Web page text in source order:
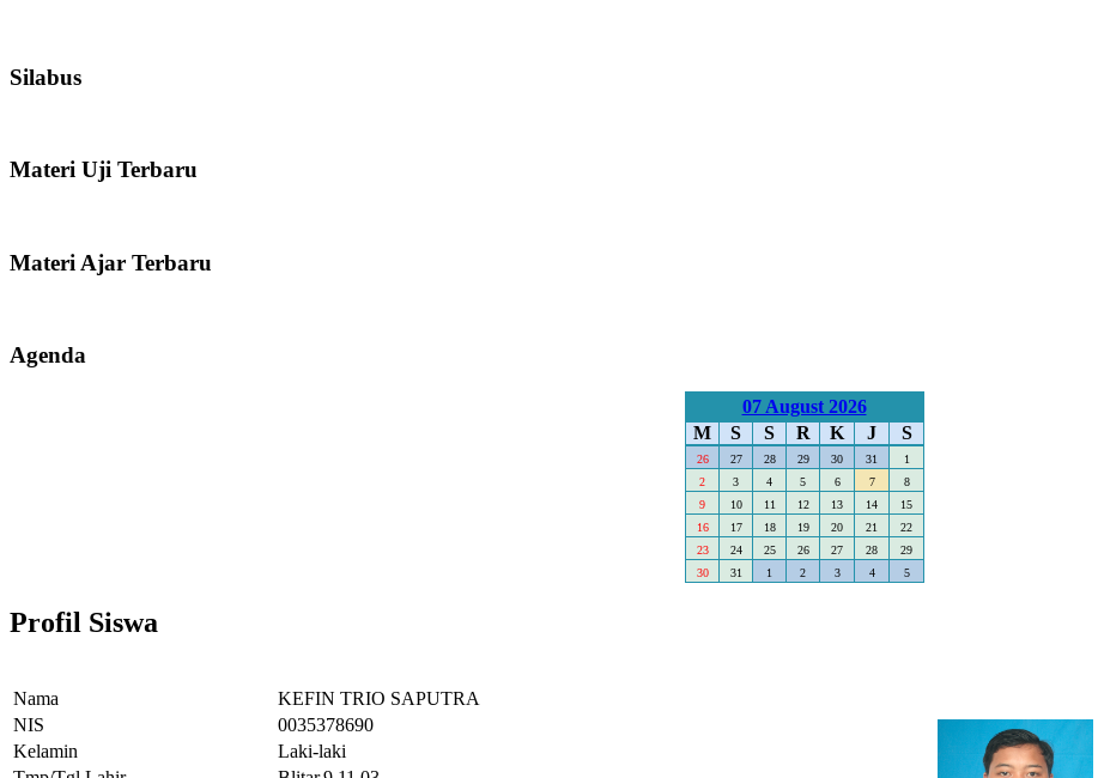
Silabus
Materi Uji Terbaru
Materi Ajar Terbaru
Agenda
07 August 2026
M
S S R K J S
26 27 28 29 30 31
1
2
3 4 5 6 7
8
9
10 11 12 13 14
15
16
17 18 19 20 21
22
23
24 25 26 27 28
29
30
31 1 2 3 4 5
Profil Siswa
Nama
KEFIN TRIO SAPUTRA
NIS
0035378690
Kelamin
Laki-laki